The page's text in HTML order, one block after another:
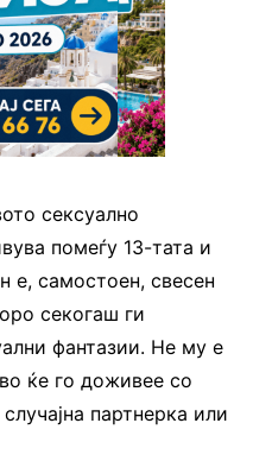
сексуално
помеѓу 13-тата и
е, самостоен, свесен
секогаш ги
фантазии. Не му е
ќе го доживее со
партнерка или